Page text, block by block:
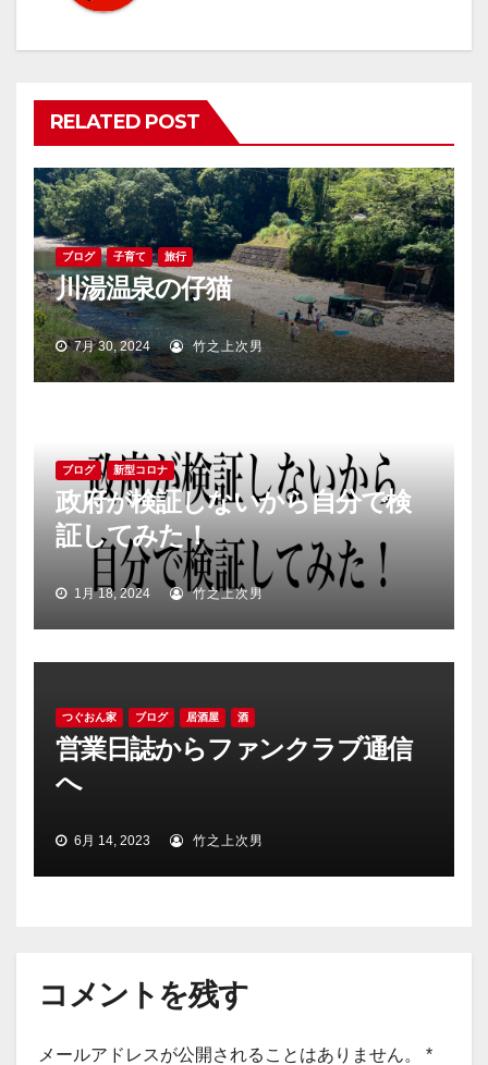
シ
ョ
ン
RELATED POST
ブログ 子育て 旅行
川湯温泉の仔猫
7月 30, 2024 竹之上次男
ブログ 新型コロナ
政府が検証しないから自分で検
証してみた！
1月 18, 2024 竹之上次男
つぐおん家 ブログ 居酒屋 酒
営業日誌からファンクラブ通信
へ
6月 14, 2023 竹之上次男
コメントを残す
メールアドレスが公開されることはありません。
*